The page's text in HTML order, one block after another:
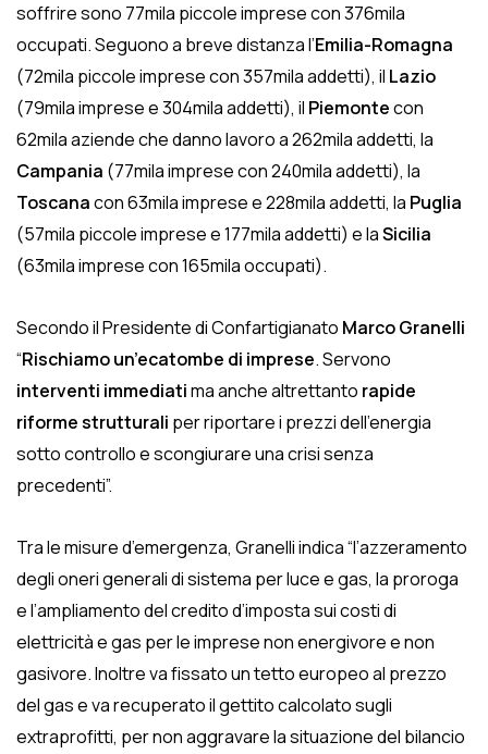
soffrire sono 77mila piccole imprese con 376mila
occupati. Seguono a breve distanza l’Emilia-Romagna
(72mila piccole imprese con 357mila addetti), il Lazio
(79mila imprese e 304mila addetti), il Piemontecon
62mila aziende che danno lavoro a 262mila addetti, la
Campania (77mila imprese con 240mila addetti), la
Toscanacon 63mila imprese e 228mila addetti, la Puglia
(57mila piccole imprese e 177mila addetti) e laSicilia
(63mila imprese con 165mila occupati).
Secondo il Presidente di Confartigianato Marco Granelli
“Rischiamo un’ecatombe di imprese. Servono
interventi immediatima anche altrettanto rapide
riforme strutturali per riportare i prezzi dell’energia
sotto controllo e scongiurare una crisi senza
precedenti”.
Tra le misure d’emergenza, Granelli indica “l’azzeramento
degli oneri generali di sistema per luce e gas, la proroga
e l’ampliamento del credito d’imposta sui costi di
elettricità e gas per le imprese non energivore e non
gasivore. Inoltre va fissato un tetto europeo al prezzo
del gas e va recuperato il gettito calcolato sugli
extraprofitti, per non aggravare la situazione del bilancio